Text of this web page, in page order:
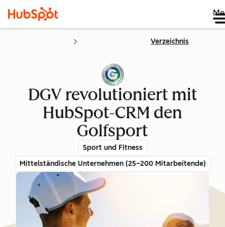
Verzeichnis
DGV revolutioniert mit
HubSpot-CRM den
Golfsport
Sport und Fitness
Mittelständische Unternehmen (25–200 Mitarbeitende)